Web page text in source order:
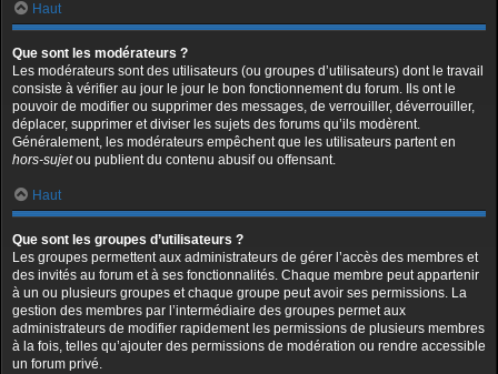
Haut
Que sont les modérateurs ?
Les modérateurs sont des utilisateurs (ou groupes d’utilisateurs) dont le travail
consiste à vérifier au jour le jour le bon fonctionnement du forum. Ils ont le
pouvoir de modifier ou supprimer des messages, de verrouiller, déverrouiller,
déplacer, supprimer et diviser les sujets des forums qu’ils modèrent.
Généralement, les modérateurs empêchent que les utilisateurs partent en
hors-sujetou publient du contenu abusif ou offensant.
Haut
Que sont les groupes d’utilisateurs ?
Les groupes permettent aux administrateurs de gérer l’accès des membres et
des invités au forum et à ses fonctionnalités. Chaque membre peut appartenir
à un ou plusieurs groupes et chaque groupe peut avoir ses permissions. La
gestion des membres par l’intermédiaire des groupes permet aux
administrateurs de modifier rapidement les permissions de plusieurs membres
à la fois, telles qu’ajouter des permissions de modération ou rendre accessible
un forum privé.